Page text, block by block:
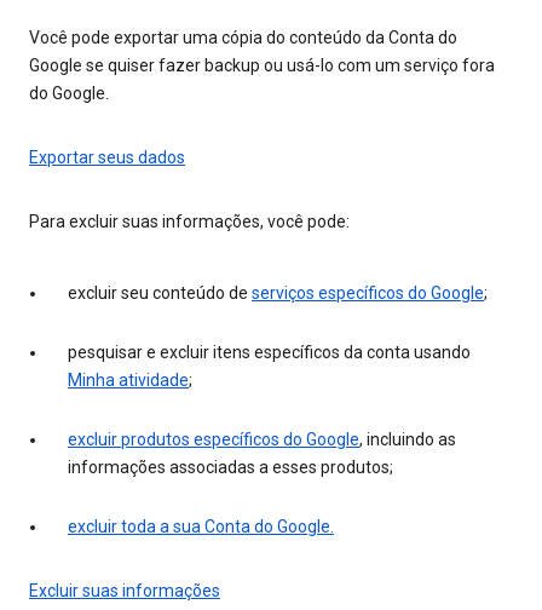
Você pode exportar uma cópia do conteúdo da Conta do
Google se quiser fazer backup ou usá-lo com um serviço fora
do Google.
Exportar seus dados
Para excluir suas informações, você pode:
excluir seu conteúdo de serviços específicos do Google;
pesquisar e excluir itens específicos da conta usando
Minha atividade;
excluir produtos específicos do Google, incluindo as
informações associadas a esses produtos;
excluir toda a sua Conta do Google.
Excluir suas informações